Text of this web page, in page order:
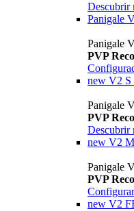
Descubrir
Panigale
Panigale
PVP
new V2 S
Panigale
PVP
Descubrir
new V2
Panigale
PVP
Configurar
new V2